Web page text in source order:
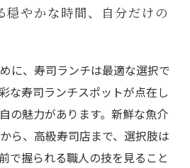
穏やかな時間、自分だけの
に、寿司ランチは最適な選択で
な寿司ランチスポットが点在し
の魅力があります。新鮮な魚介
ら、高級寿司店まで、選択肢は
で握られる職人の技を見ること